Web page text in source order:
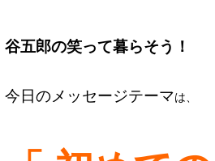
谷五郎の笑って暮らそう！
今日のメッセージテーマは、